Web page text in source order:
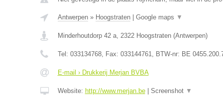
Antwerpen» Hoogstraten| Google maps ▼
Minderhoutdorp 42 a, 2322 Hoogstraten(Antwerpen)
Tel: 033134768, Fax: 033144761, BTW-nr: BE
E-mail › Drukkerij Merjan BVBA
Website: http://www.merjan.be| Screenshot ▼